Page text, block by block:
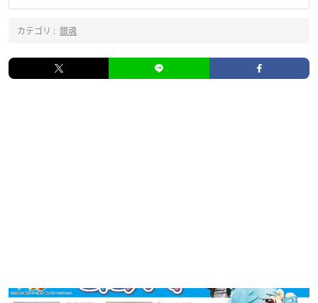
カテゴリ : 銀魂